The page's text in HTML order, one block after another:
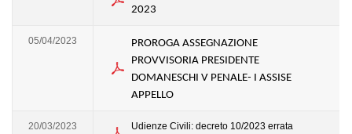
2023
05/04/2023
PROROGA ASSEGNAZIONE
PROVVISORIA PRESIDENTE
DOMANESCHI V PENALE- I ASSISE
APPELLO
20/03/2023
Udienze Civili: decreto 10/2023 errata